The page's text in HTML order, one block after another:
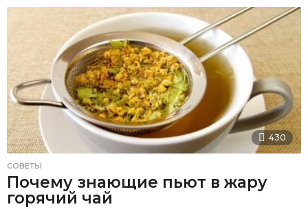
430
СОВЕТЫ
Почему знающие пьют в жару
горячий чай